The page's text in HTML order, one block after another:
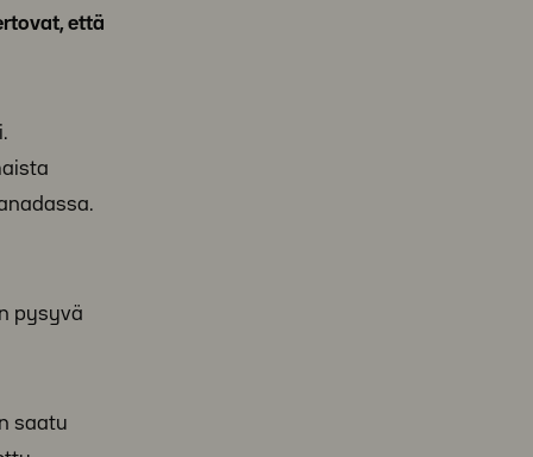
että
pysyvä
saatu